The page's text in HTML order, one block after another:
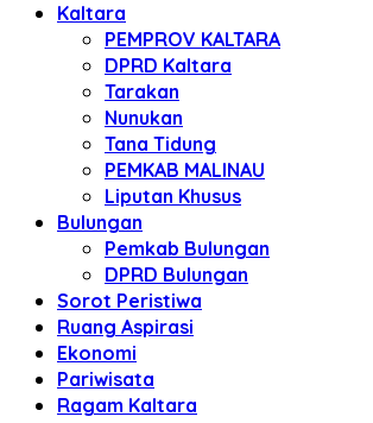
Kaltara
PEMPROV KALTARA
DPRD Kaltara
Tarakan
Nunukan
Tana Tidung
PEMKAB MALINAU
Liputan Khusus
Bulungan
Pemkab Bulungan
DPRD Bulungan
Sorot Peristiwa
Ruang Aspirasi
Ekonomi
Pariwisata
Ragam Kaltara